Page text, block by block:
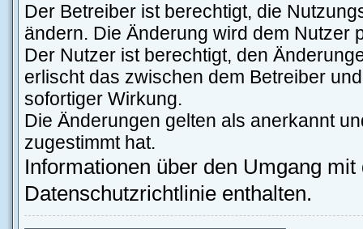
Der Betreiber ist berechtigt, die
ändern. Die Änderung wird dem Nutzer
Der Nutzer ist berechtigt, den
erlischt das zwischen dem Betreiber
sofortiger Wirkung.
Die Änderungen gelten als anerkannt
zugestimmt hat.
Informationen über den Umgang
Datenschutzrichtlinie enthalten.